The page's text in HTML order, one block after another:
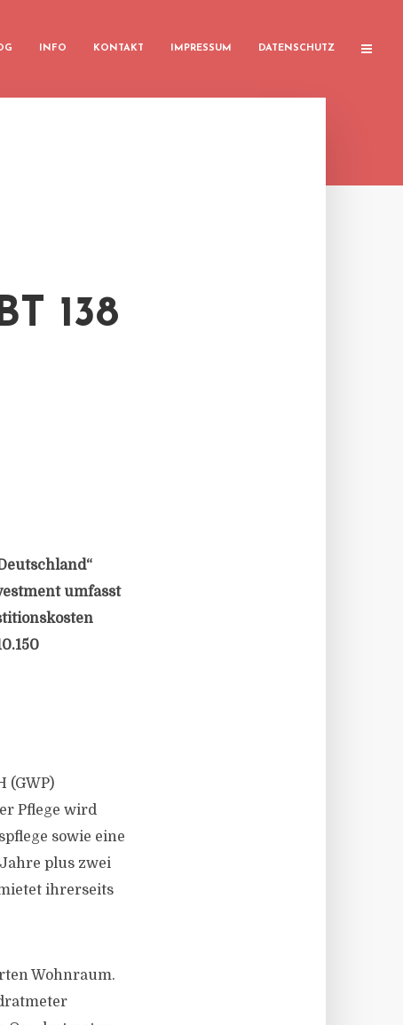
INFO KONTAKT IMPRESSUM DATENSCHUTZ
138
umfasst
(GWP)
Pflege wird
sowie eine
plus zwei
ihrerseits
Wohnraum.